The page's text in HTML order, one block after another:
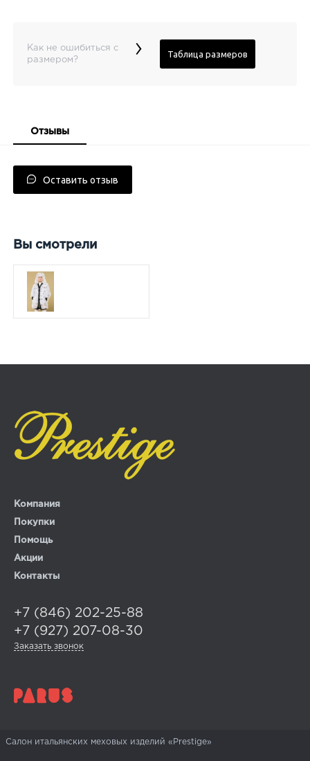
Как не ошибиться с
размером?
› Таблица размеров
Отзывы
Оставить отзыв
Вы смотрели
Компания
Покупки
Помощь
Акции
Контакты
+7 (846) 202-25-88
+7 (927) 207-08-30
Заказать звонок
Салон итальянских меховых изделий «Prestige»